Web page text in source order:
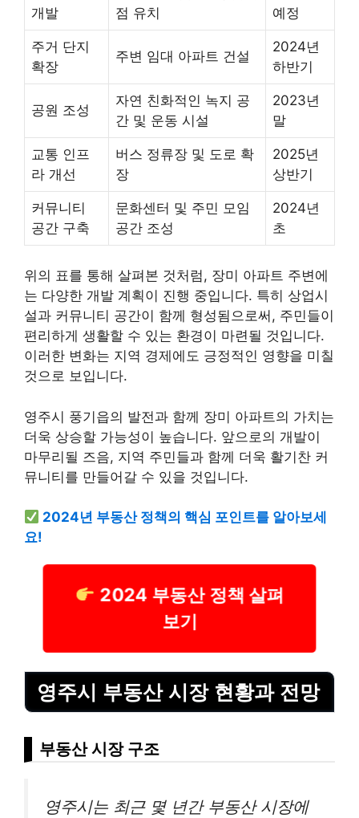
개발
점 유치
예정
주거 단지
확장
주변 임대 아파트 건설
2024년
하반기
공원 조성
자연 친화적인 녹지 공
간 및 운동 시설
2023년
말
교통 인프
라 개선
버스 정류장 및 도로 확
장
2025년
상반기
커뮤니티
공간 구축
문화센터 및 주민 모임
공간 조성
2024년
초
위의 표를 통해 살펴본 것처럼, 장미 아파트 주변에
는 다양한 개발 계획이 진행 중입니다. 특히 상업시
설과 커뮤니티 공간이 함께 형성됨으로써, 주민들이
편리하게 생활할 수 있는 환경이 마련될 것입니다.
이러한 변화는 지역 경제에도 긍정적인 영향을 미칠
것으로 보입니다.
영주시 풍기읍의 발전과 함께 장미 아파트의 가치는
더욱 상승할 가능성이 높습니다. 앞으로의 개발이
마무리될 즈음, 지역 주민들과 함께 더욱 활기찬 커
뮤니티를 만들어갈 수 있을 것입니다.
2024년 부동산 정책의 핵심 포인트를 알아보세
요!
2024 부동산 정책 살펴
보기
영주시 부동산 시장 현황과 전망
부동산 시장 구조
영주시는 최근 몇 년간 부동산 시장에